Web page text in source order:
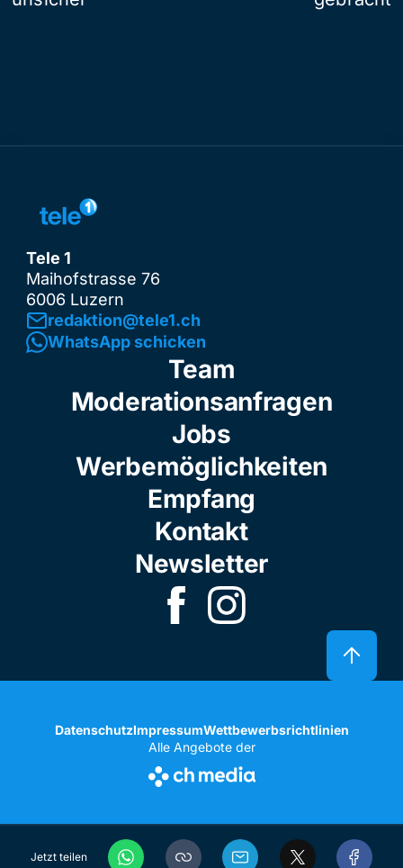
Jetzt teilen
Tele 1
Maihofstrasse 76
6006 Luzern
redaktion@tele1.ch
WhatsApp schicken
Team
Moderationsanfragen
Jobs
Werbemöglichkeiten
Empfang
Kontakt
Newsletter
DatenschutzImpressumWettbewerbsrichtlinien
Alle Angebote der